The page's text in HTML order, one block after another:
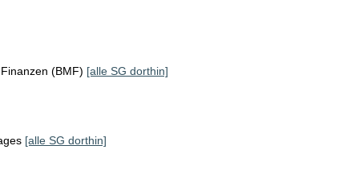
(BMF) [alle SG dorthin]
[alle SG dorthin]